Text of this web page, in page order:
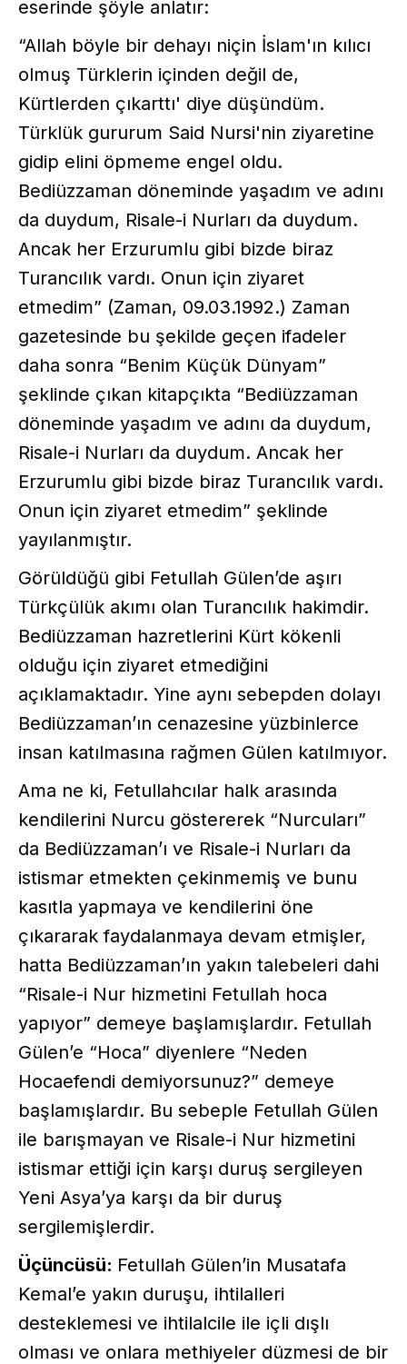
eserinde şöyle anlatır:
“Allah böyle bir dehayı niçin İslam'ın kılıcı
olmuş Türklerin içinden değil de,
Kürtlerden çıkarttı' diye düşündüm.
Türklük gururum Said Nursi'nin ziyaretine
gidip elini öpmeme engel oldu.
Bediüzzaman döneminde yaşadım ve adını
da duydum, Risale-i Nurları da duydum.
Ancak her Erzurumlu gibi bizde biraz
Turancılık vardı. Onun için ziyaret
etmedim” (Zaman, 09.03.1992.) Zaman
gazetesinde bu şekilde geçen ifadeler
daha sonra “Benim Küçük Dünyam”
şeklinde çıkan kitapçıkta “Bediüzzaman
döneminde yaşadım ve adını da duydum,
Risale-i Nurları da duydum. Ancak her
Erzurumlu gibi bizde biraz Turancılık vardı.
Onun için ziyaret etmedim” şeklinde
yayılanmıştır.
Görüldüğü gibi Fetullah Gülen’de aşırı
Türkçülük akımı olan Turancılık hakimdir.
Bediüzzaman hazretlerini Kürt kökenli
olduğu için ziyaret etmediğini
açıklamaktadır. Yine aynı sebepden dolayı
Bediüzzaman’ın cenazesine yüzbinlerce
insan katılmasına rağmen Gülen katılmıyor.
Ama ne ki, Fetullahcılar halk arasında
kendilerini Nurcu göstererek “Nurcuları”
da Bediüzzaman’ı ve Risale-i Nurları da
istismar etmekten çekinmemiş ve bunu
kasıtla yapmaya ve kendilerini öne
çıkararak faydalanmaya devam etmişler,
hatta Bediüzzaman’ın yakın talebeleri dahi
“Risale-i Nur hizmetini Fetullah hoca
yapıyor” demeye başlamışlardır. Fetullah
Gülen’e “Hoca” diyenlere “Neden
Hocaefendi demiyorsunuz?” demeye
başlamışlardır. Bu sebeple Fetullah Gülen
ile barışmayan ve Risale-i Nur hizmetini
istismar ettiği için karşı duruş sergileyen
Yeni Asya’ya karşı da bir duruş
sergilemişlerdir.
Üçüncüsü: Fetullah Gülen’in Musatafa
Kemal’e yakın duruşu, ihtilalleri
desteklemesi ve ihtilalcile ile içli dışlı
olması ve onlara methiyeler düzmesi de bir